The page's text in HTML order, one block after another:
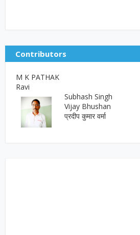
Contributors
M K PATHAK
Ravi
Subhash Singh
Vijay Bhushan
प्रदीप कुमार वर्मा